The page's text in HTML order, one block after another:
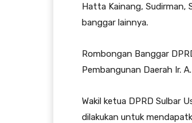
Hatta Kainang, Sudirman,
banggar lainnya.
Rombongan Banggar
Pembangunan Daerah Ir.
Wakil ketua DPRD Sulbar
dilakukan untuk